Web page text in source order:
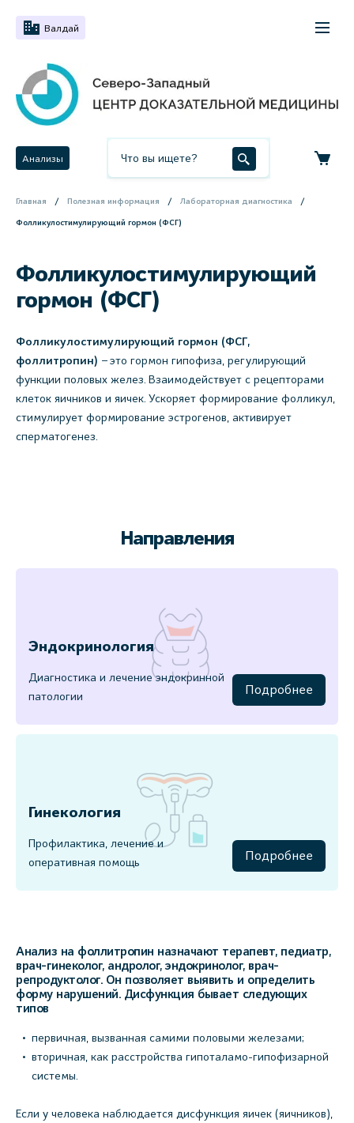
Валдай
Анализы
Главная Полезная информация Лабораторная диагностика
Фолликулостимулирующий гормон (ФСГ)
Фолликулостимулирующий
гормон (ФСГ)
Фолликулостимулирующий гормон (ФСГ,
фоллитропин) – это гормон гипофиза, регулирующий
функции половых желез. Взаимодействует с рецепторами
клеток яичников и яичек. Ускоряет формирование фолликул,
стимулирует формирование эстрогенов, активирует
сперматогенез.
Направления
Эндокринология
Диагностика и лечение эндокринной
патологии
Подробнее
Гинекология
Профилактика, лечение и
оперативная помощь
Подробнее
Анализ на фоллитропин назначают терапевт, педиатр,
врач-гинеколог, андролог, эндокринолог, врач-
репродуктолог. Он позволяет выявить и определить
форму нарушений. Дисфункция бывает следующих
типов
первичная, вызванная самими половыми железами;
вторичная, как расстройства гипоталамо-гипофизарной
системы.
Если у человека наблюдается дисфункция яичек (яичников),